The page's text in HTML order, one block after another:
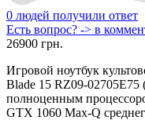
0 людей получили ответ
Есть вопрос? -> в
26900 грн.
Игровой ноутбук
Blade 15 RZ09-02705E75
полноценным
GTX 1060 Max-Q